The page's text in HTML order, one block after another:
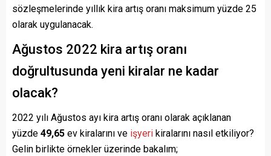
sözleşmelerinde yıllık kira artış oranı maksimum yüzde 25
olarak uygulanacak.
Ağustos 2022 kira artış oranı
doğrultusunda yeni kiralar ne kadar
olacak?
2022 yılı Ağustos ayı kira artış oranı olarak açıklanan
yüzde 49,65 ev kiralarını ve işyeri kiralarını nasıl etkiliyor?
Gelin birlikte örnekler üzerinde bakalım;